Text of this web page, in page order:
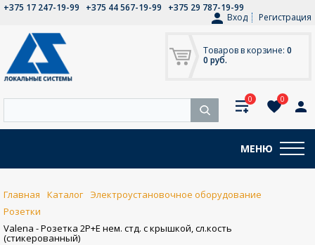
+375 17 247-19-99 +375 44 567-19-99
+375 29 787-19-99
Вход
Регистрация
Товаров в корзине: 0
0 руб.
0 0
МЕНЮ
Главная Каталог
Электроустановочное оборудование
Розетки
Valena - Розетка 2P+E нем. стд. с крышкой, сл.кость
(стикерованный)